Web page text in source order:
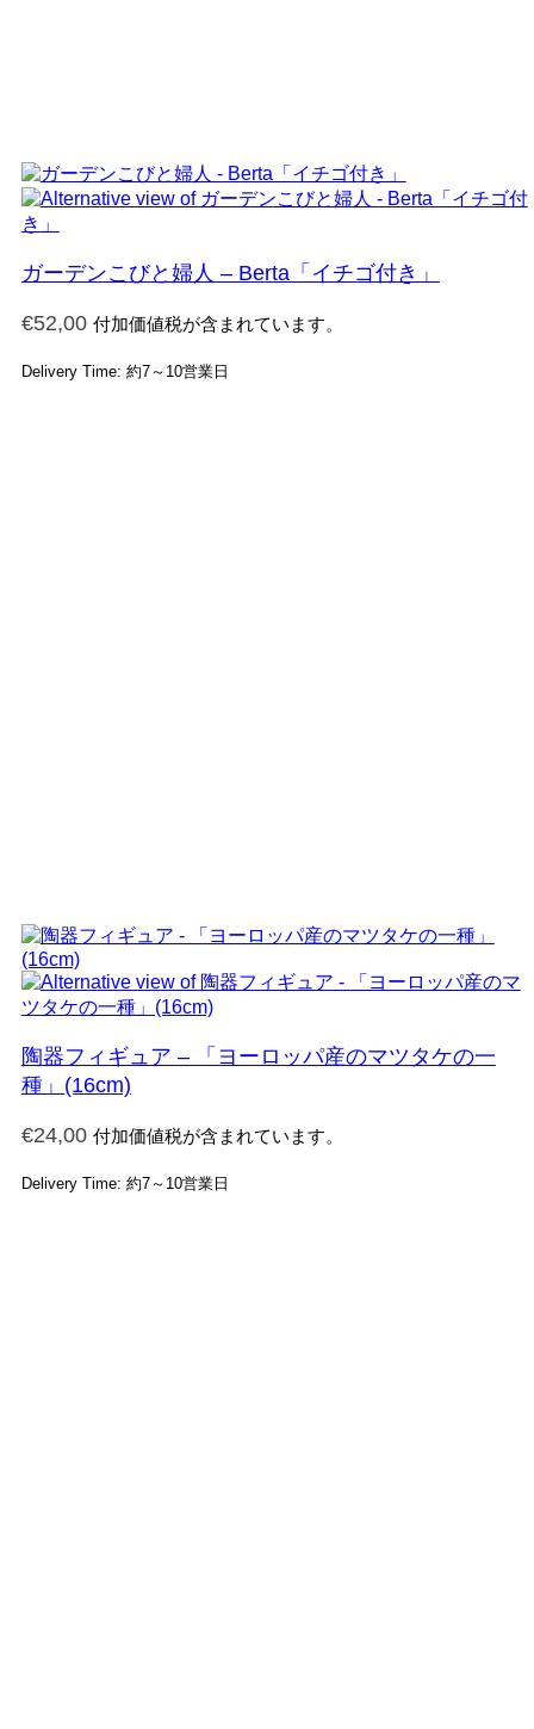
ガーデンこびと婦人 – Berta「イチゴ付き」
€52,00 付加価値税が含まれています。
Delivery Time: 約7～10営業日
陶器フィギュア – 「ヨーロッパ産のマツタケの一
種」(16cm)
€24,00 付加価値税が含まれています。
Delivery Time: 約7～10営業日